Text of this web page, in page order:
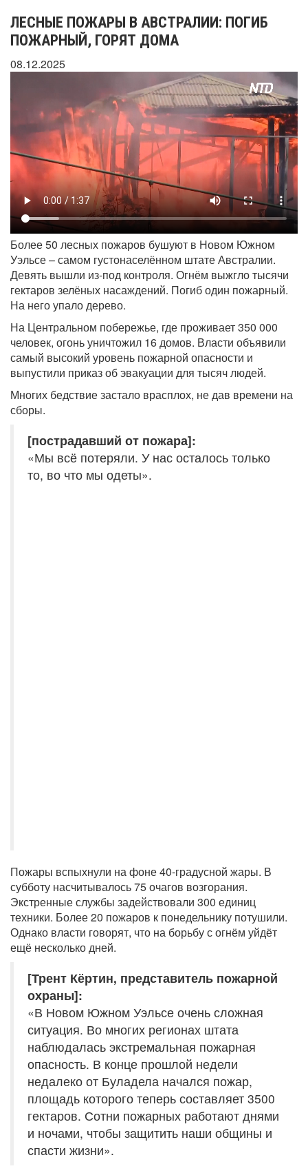
ЛЕСНЫЕ ПОЖАРЫ В АВСТРАЛИИ: ПОГИБ
ПОЖАРНЫЙ, ГОРЯТ ДОМА
08.12.2025
Более 50 лесных пожаров бушуют в Новом Южном
Уэльсе – самом густонаселённом штате Австралии.
Девять вышли из-под контроля. Огнём выжгло тысячи
гектаров зелёных насаждений. Погиб один пожарный.
На него упало дерево.
На Центральном побережье, где проживает 350 000
человек, огонь уничтожил 16 домов. Власти объявили
самый высокий уровень пожарной опасности и
выпустили приказ об эвакуации для тысяч людей.
Многих бедствие застало врасплох, не дав времени на
сборы.
[пострадавший от пожара]:
«Мы всё потеряли. У нас осталось только
то, во что мы одеты».
Пожары вспыхнули на фоне 40-градусной жары. В
субботу насчитывалось 75 очагов возгорания.
Экстренные службы задействовали 300 единиц
техники. Более 20 пожаров к понедельнику потушили.
Однако власти говорят, что на борьбу с огнём уйдёт
ещё несколько дней.
[Трент Кёртин, представитель пожарной
охраны]:
«В Новом Южном Уэльсе очень сложная
ситуация. Во многих регионах штата
наблюдалась экстремальная пожарная
опасность. В конце прошлой недели
недалеко от Буладела начался пожар,
площадь которого теперь составляет 3500
гектаров. Сотни пожарных работают днями
и ночами, чтобы защитить наши общины и
спасти жизни».